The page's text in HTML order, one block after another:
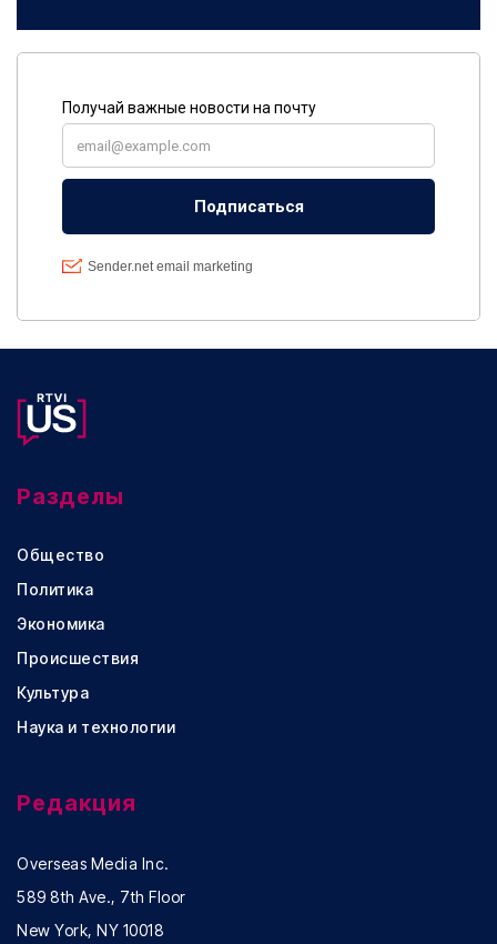
Разделы
Общество
Политика
Экономика
Происшествия
Культура
Наука и технологии
Редакция
Overseas Media Inc.
589 8th Ave., 7th Floor
New York, NY 10018